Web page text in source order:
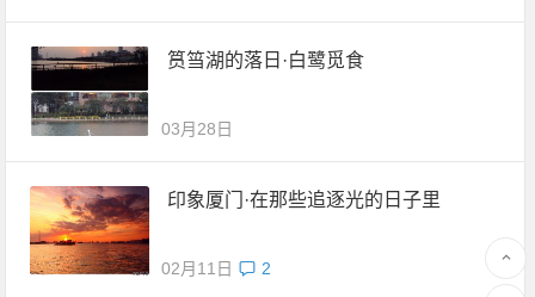
筼筜湖的落日·白鹭觅食
03月28日
印象厦门·在那些追逐光的日子里
02月11日 2